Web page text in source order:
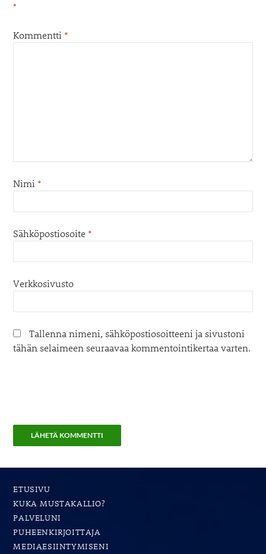
*
Kommentti *
Nimi *
Sähköpostiosoite *
Verkkosivusto
Tallenna nimeni, sähköpostiosoitteeni ja sivustoni
tähän selaimeen seuraavaa kommentointikertaa varten.
ETUSIVU
KUKA MUSTAKALLIO?
PALVELUNI
PUHEENKIRJOITTAJA
MEDIAESIINTYMISENI